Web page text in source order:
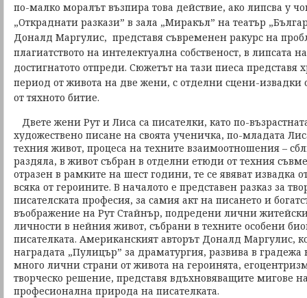
по-малко моралът възпира това действие, ако липсва у
„Откраднати разкази” в зала „Миракъл” на театър
Доналд Маргулис, представя съвременен ракурс на
плагиатството на интелектуална собственост, в липсата
достигнатото отпреди. Сюжетът на тази пиеса представя
период от живота на две жени, с отделни сцени-извадки
от тяхното битие.
Двете жени Рут и Лиса са писателки, като по-
художествено писане на своята ученичка, по-младата
техния живот, процеса на техните взаимоотношения –
раздяла, в живот събран в отделни етюди от техния
отразен в рамките на шест години, те се явяват извадка
всяка от героините. В началото е представен разказ за
писателската професия, за самия акт на писането и
въображение на Рут Стайнър, подредени лични
личности в нейния живот, събрани в техните особени
писателката. Американският авторът Доналд Маргулис,
наградата „Пулицър” за драматургия, развива в градежа
много лични страни от живота на героинята,
творческо решение, представя вдъхновяващите мигове
професионална природа на писателката.